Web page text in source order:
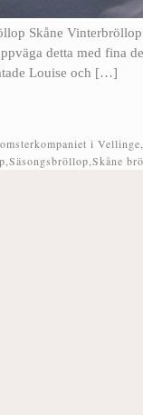
Skåne
detta med fina
Louise och […]
i Vellinge
Säsongsbröllop Skåne